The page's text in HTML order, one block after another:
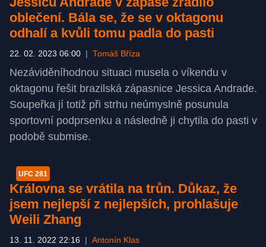
oblečení. Bála se, že se v oktagonu
odhalí a kvůli tomu padla do pasti
22. 02. 2023 06:00 Tomáš Bříza
Nezáviděníhodnou situaci musela o víkendu v
oktagonu řešit brazilská zápasnice Jessica Andrade.
Soupeřka jí totiž při strhu neúmyslně posunula
sportovní podprsenku a následně ji chytila do pasti v
podobě submise.
UFC 281
Královna se vrátila na trůn. Důkaz, že
jsem nejlepší z nejlepších, prohlašuje
Weili Zhang
13. 11. 2022 22:16 Antonín Klas